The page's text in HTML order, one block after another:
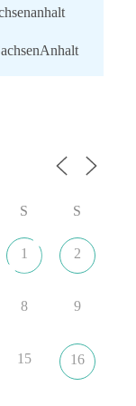
ansehen
S S
1 2
8 9
15 16